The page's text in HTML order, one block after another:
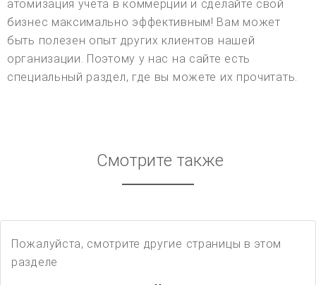
атомизация учета в коммерции и сделайте свой
бизнес максимально эффективным! Вам может
быть полезен опыт других клиентов нашей
организации. Поэтому у нас на сайте есть
специальный раздел, где вы можете их прочитать.
Смотрите также
Пожалуйста, смотрите другие страницы в этом
разделе